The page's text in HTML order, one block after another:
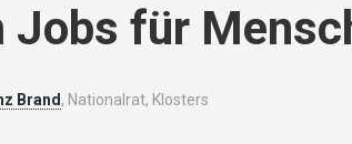
Jobs für
Brand, Nationalrat, Klosters